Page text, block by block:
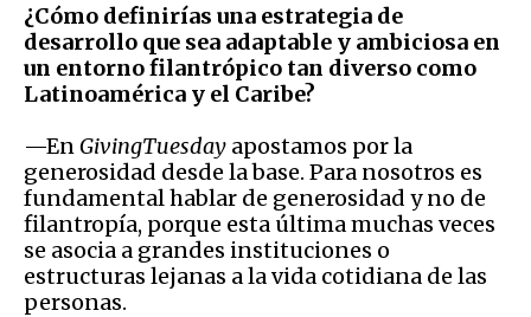
¿Cómo definirías una estrategia de
desarrollo que sea adaptable y ambiciosa en
un entorno filantrópico tan diverso como
Latinoamérica y el Caribe?
—EnGivingTuesday apostamos por la
generosidad desde la base. Para nosotros es
fundamental hablar de generosidad y no de
filantropía, porque esta última muchas veces
se asocia a grandes instituciones o
estructuras lejanas a la vida cotidiana de las
personas.